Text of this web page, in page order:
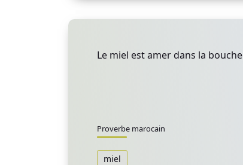
Le miel est amer dans la
Proverbe marocain
miel